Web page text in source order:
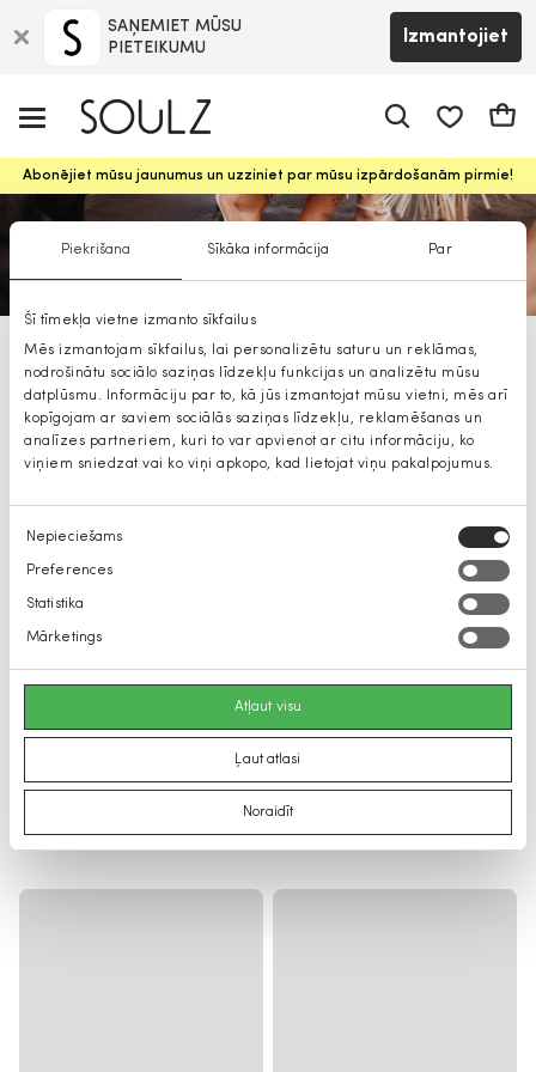
Piekrišana Sīkāka informācija Par
Šī tīmekļa vietne izmanto sīkfailus
Mēs izmantojam sīkfailus, lai personalizētu saturu un reklāmas,
nodrošinātu sociālo saziņas līdzekļu funkcijas un analizētu mūsu
datplūsmu. Informāciju par to, kā jūs izmantojat mūsu vietni, mēs arī
kopīgojam ar saviem sociālās saziņas līdzekļu, reklamēšanas un
analīzes partneriem, kuri to var apvienot ar citu informāciju, ko
viņiem sniedzat vai ko viņi apkopo, kad lietojat viņu pakalpojumus.
Piekrišanas
izvēle
Nepieciešams
Preferences
Statistika
Mārketings
Atļaut visu
Ļaut atlasi
Noraidīt
SAŅEMIET MŪSU
PIETEIKUMU
Izmantojiet
Abonējiet mūsu jaunumus un uzziniet par mūsu izpārdošanām pirmie!
ALDO brilles viriesiem